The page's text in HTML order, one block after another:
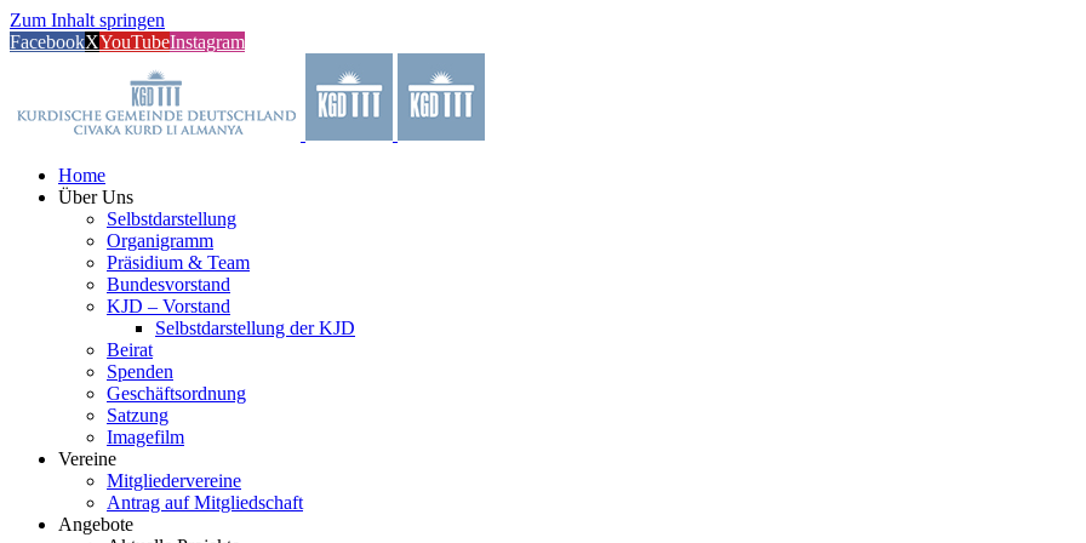
Zum Inhalt springen
FacebookXYouTubeInstagram
Home
Über Uns
Selbstdarstellung
Organigramm
Präsidium & Team
Bundesvorstand
KJD – Vorstand
Selbstdarstellung der KJD
Beirat
Spenden
Geschäftsordnung
Satzung
Imagefilm
Vereine
Mitgliedervereine
Antrag auf Mitgliedschaft
Angebote